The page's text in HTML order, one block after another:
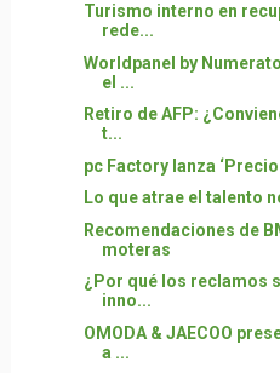
Turismo interno en
rede...
Worldpanel by
el ...
Retiro de AFP:
t...
pc Factory lanza
Lo que atrae el talento
Recomendaciones de
moteras
¿Por qué los reclamos
inno...
OMODA & JAECOO
a ...